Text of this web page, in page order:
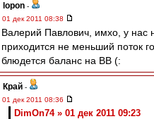
lopon -
01 дек 2011 08:38
Валерий Павлович, имхо, у нас
приходится не меньший поток
блюдется баланс на ВВ (:
Край -
01 дек 2011 08:36
DimOn74 » 01 дек 2011 09:23